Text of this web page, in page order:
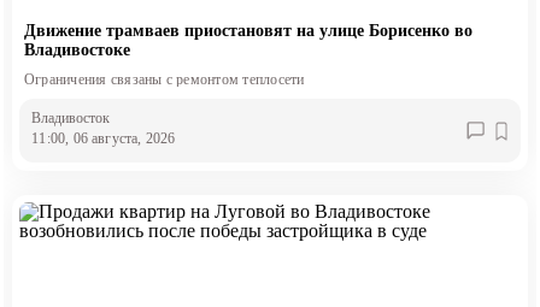
Движение трамваев приостановят на улице Борисенко во
Владивостоке
Ограничения связаны с ремонтом теплосети
Владивосток
11:00, 06 августа, 2026